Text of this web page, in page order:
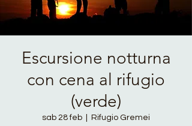
Escursione notturna
con cena al rifugio
(verde)
sab 28 feb Rifugio Gremei